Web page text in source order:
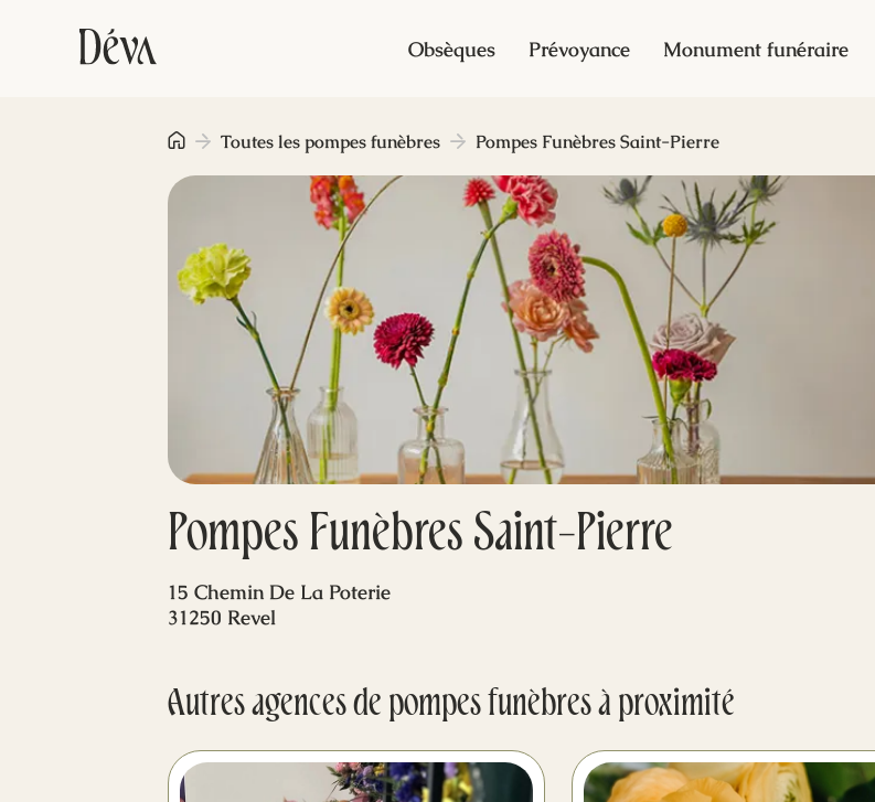
Obsèques Prévoyance Monument funéraire
Pompes Funèbres Saint-Pierre
Toutes les pompes funèbres Pompes Funèbres Saint-Pierre
15 Chemin De La Poterie
31250 Revel
Autres agences de pompes funèbres à proximité